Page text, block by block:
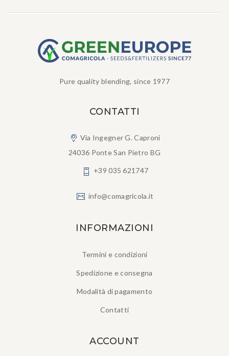
Pure quality blending, since 1977
CONTATTI
Via Ingegner G. Caproni
24036 Ponte San Pietro BG
+39 035 621747
info@comagricola.it
INFORMAZIONI
Termini e condizioni
Spedizione e consegna
Modalità di pagamento
Contatti
ACCOUNT